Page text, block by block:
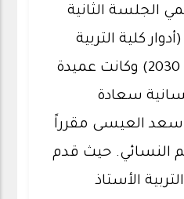
الجلسة الثانية
كلية التربية
وفق رؤية المملكة 2030) وكانت عميدة
سعادة
سعد العيسى مقرراً
النسائي. حيث قدم
الأستاذ